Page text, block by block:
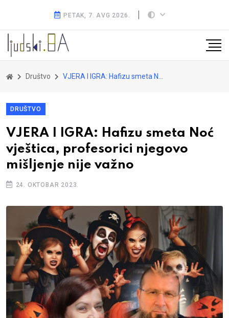
PETAK, 7. AVG 2026.
Društvo VJERA I IGRA: Hafizu smeta Noć vještica, profesorici njegovo mišljenje nije važno
DRUŠTVO
VJERA I IGRA: Hafizu smeta Noć
vještica, profesorici njegovo
mišljenje nije važno
24. OKTOBAR 2023.